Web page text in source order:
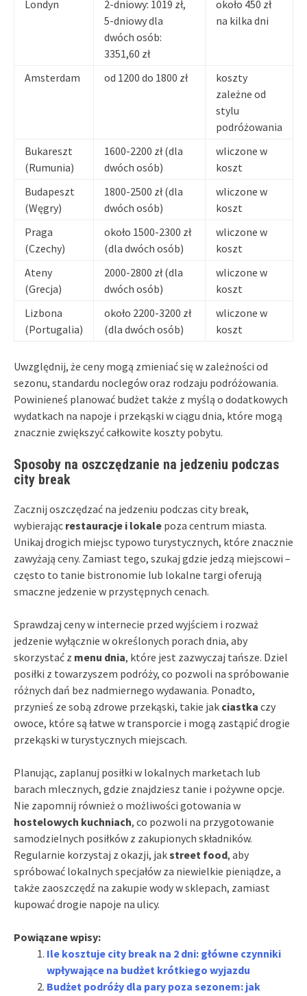
Londyn
2-dniowy: 1019 zł,
5-dniowy dla
dwóch osób:
3351,60 zł
około 450 zł
na kilka dni
Amsterdam od 1200 do 1800 zł
koszty
zależne od
stylu
podróżowania
Bukareszt
(Rumunia)
1600-2200 zł (dla
dwóch osób)
wliczone w
koszt
Budapeszt
(Węgry)
1800-2500 zł (dla
dwóch osób)
wliczone w
koszt
Praga
(Czechy)
około 1500-2300 zł
(dla dwóch osób)
wliczone w
koszt
Ateny
(Grecja)
2000-2800 zł (dla
dwóch osób)
wliczone w
koszt
Lizbona
(Portugalia)
około 2200-3200 zł
(dla dwóch osób)
wliczone w
koszt
Uwzględnij, że ceny mogą zmieniać się w zależności od
sezonu, standardu noclegów oraz rodzaju podróżowania.
Powinieneś planować budżet także z myślą o dodatkowych
wydatkach na napoje i przekąski w ciągu dnia, które mogą
znacznie zwiększyć całkowite koszty pobytu.
Sposoby na oszczędzanie na jedzeniu podczas
city break
Zacznij oszczędzać na jedzeniu podczas city break,
wybierając restauracje i lokale poza centrum miasta.
Unikaj drogich miejsc typowo turystycznych, które znacznie
zawyżają ceny. Zamiast tego, szukaj gdzie jedzą miejscowi –
często to tanie bistronomie lub lokalne targi oferują
smaczne jedzenie w przystępnych cenach.
Sprawdzaj ceny w internecie przed wyjściem i rozważ
jedzenie wyłącznie w określonych porach dnia, aby
skorzystać z menu dnia, które jest zazwyczaj tańsze. Dziel
posiłki z towarzyszem podróży, co pozwoli na spróbowanie
różnych dań bez nadmiernego wydawania. Ponadto,
przynieś ze sobą zdrowe przekąski, takie jak ciastka czy
owoce, które są łatwe w transporcie i mogą zastąpić drogie
przekąski w turystycznych miejscach.
Planując, zaplanuj posiłki w lokalnych marketach lub
barach mlecznych, gdzie znajdziesz tanie i pożywne opcje.
Nie zapomnij również o możliwości gotowania w
hostelowych kuchniach, co pozwoli na przygotowanie
samodzielnych posiłków z zakupionych składników.
Regularnie korzystaj z okazji, jakstreet food, aby
spróbować lokalnych specjałów za niewielkie pieniądze, a
także zaoszczędź na zakupie wody w sklepach, zamiast
kupować drogie napoje na ulicy.
Powiązane wpisy:
Ile kosztuje city break na 2 dni: główne czynniki
wpływające na budżet krótkiego wyjazdu
Budżet podróży dla pary poza sezonem: jak